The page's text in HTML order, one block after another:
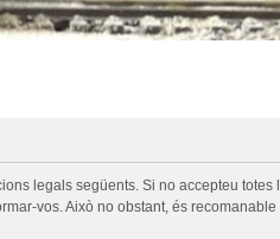
legals següents. Si no accepteu
vos. Això no obstant, és